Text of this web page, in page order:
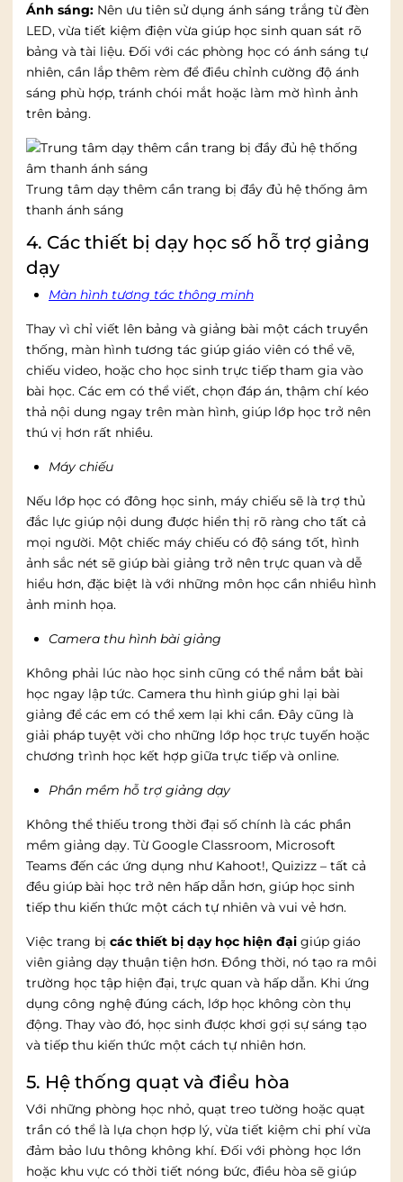
Ánh sáng: Nên ưu tiên sử dụng ánh sáng trắng từ đèn
LED, vừa tiết kiệm điện vừa giúp học sinh quan sát rõ
bảng và tài liệu. Đối với các phòng học có ánh sáng tự
nhiên, cần lắp thêm rèm để điều chỉnh cường độ ánh
sáng phù hợp, tránh chói mắt hoặc làm mờ hình ảnh
trên bảng.
Trung tâm dạy thêm cần trang bị đầy đủ hệ thống âm
thanh ánh sáng
4. Các thiết bị dạy học số hỗ trợ giảng
dạy
Màn hình tương tác thông minh
Thay vì chỉ viết lên bảng và giảng bài một cách truyền
thống, màn hình tương tác giúp giáo viên có thể vẽ,
chiếu video, hoặc cho học sinh trực tiếp tham gia vào
bài học. Các em có thể viết, chọn đáp án, thậm chí kéo
thả nội dung ngay trên màn hình, giúp lớp học trở nên
thú vị hơn rất nhiều.
Máy chiếu
Nếu lớp học có đông học sinh, máy chiếu sẽ là trợ thủ
đắc lực giúp nội dung được hiển thị rõ ràng cho tất cả
mọi người. Một chiếc máy chiếu có độ sáng tốt, hình
ảnh sắc nét sẽ giúp bài giảng trở nên trực quan và dễ
hiểu hơn, đặc biệt là với những môn học cần nhiều hình
ảnh minh họa.
Camera thu hình bài giảng
Không phải lúc nào học sinh cũng có thể nắm bắt bài
học ngay lập tức. Camera thu hình giúp ghi lại bài
giảng để các em có thể xem lại khi cần. Đây cũng là
giải pháp tuyệt vời cho những lớp học trực tuyến hoặc
chương trình học kết hợp giữa trực tiếp và online.
Phần mềm hỗ trợ giảng dạy
Không thể thiếu trong thời đại số chính là các phần
mềm giảng dạy. Từ Google Classroom, Microsoft
Teams đến các ứng dụng như Kahoot!, Quizizz – tất cả
đều giúp bài học trở nên hấp dẫn hơn, giúp học sinh
tiếp thu kiến thức một cách tự nhiên và vui vẻ hơn.
Việc trang bị các thiết bị dạy học hiện đại giúp giáo
viên giảng dạy thuận tiện hơn. Đồng thời, nó tạo ra môi
trường học tập hiện đại, trực quan và hấp dẫn. Khi ứng
dụng công nghệ đúng cách, lớp học không còn thụ
động. Thay vào đó, học sinh được khơi gợi sự sáng tạo
và tiếp thu kiến thức một cách tự nhiên hơn.
5. Hệ thống quạt và điều hòa
Với những phòng học nhỏ, quạt treo tường hoặc quạt
trần có thể là lựa chọn hợp lý, vừa tiết kiệm chi phí vừa
đảm bảo lưu thông không khí. Đối với phòng học lớn
hoặc khu vực có thời tiết nóng bức, điều hòa sẽ giúp